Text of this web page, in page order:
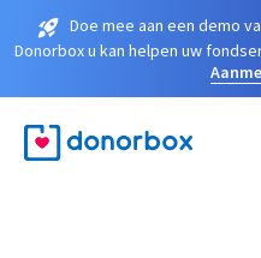
Doe mee aan een demo
Donorbox u kan helpen uw